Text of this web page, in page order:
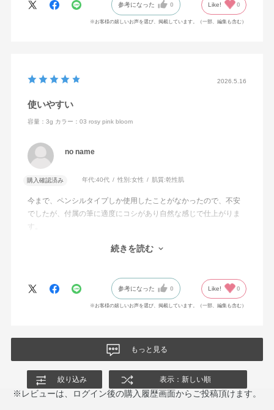
参考になった 0 Like! 0
※お客様の嬉しいお声を選び、掲載しています。（一部、編集も含む）
2026.5.16
使いやすい
容量：3g カラー：03 rosy pink bloom
no name
購入確認済み 年代:40代 性別:女性 肌質:乾性肌
今まで、ペンシルタイプしか使用したことがなかったので、不安
でしたが、付属の筆に適度にコシがあり自然な感じで仕上がりま
す。
続きを読む
参考になった 0 Like! 0
※お客様の嬉しいお声を選び、掲載しています。（一部、編集も含む）
もっと見る
絞り込み 表示：新しい順
※レビューは、ログイン後の購入履歴画面からご投稿頂けます。